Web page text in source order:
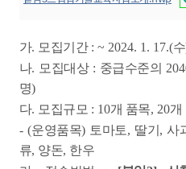
가. 모집기간 : ~ 2024. 1. 17.(수
나. 모집대상 : 중급수준의
명)
다. 모집규모 : 10개 품목, 20개
- (운영품목) 토마토, 딸기 ,사
류, 양돈, 한우